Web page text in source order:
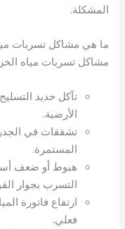
المشكلة.
ما هي مشاكل تسربات
مشاكل تسربات مياه
تآكل حديد
الأرضية.
تشققات في
المستمرة.
هبوط أو ضعف
التسرب بجوار
ارتفاع فاتورة
فعلي.